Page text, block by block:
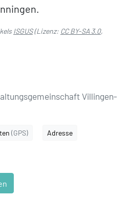
ISGUS(Lizenz: CC BY-SA 3.0,
Villingen-
(GPS) Adresse